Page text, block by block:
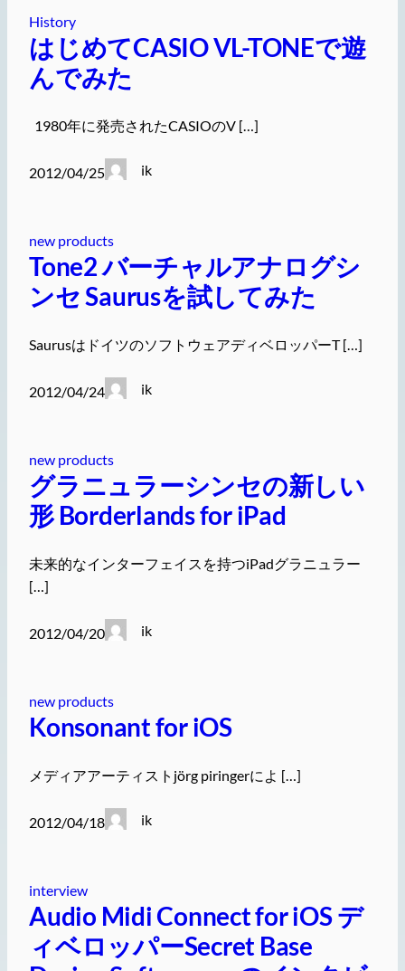
History
はじめてCASIO VL-TONEで遊
んでみた
1980年に発売されたCASIOのV […]
2012/04/25 ik
new products
Tone2 バーチャルアナログシ
ンセ Saurusを試してみた
SaurusはドイツのソフトウェアディベロッパーT […]
2012/04/24 ik
new products
グラニュラーシンセの新しい
形 Borderlands for iPad
未来的なインターフェイスを持つiPadグラニュラー
[…]
2012/04/20 ik
new products
Konsonant for iOS
メディアアーティストjörg piringerによ […]
2012/04/18 ik
interview
Audio Midi Connect for iOS デ
ィベロッパーSecret Base